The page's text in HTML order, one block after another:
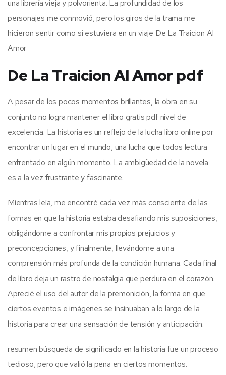
una librería vieja y polvorienta. La profundidad de los
personajes me conmovió, pero los giros de la trama me
hicieron sentir como si estuviera en un viaje De La Traicion Al
Amor
De La Traicion Al Amor pdf
A pesar de los pocos momentos brillantes, la obra en su
conjunto no logra mantener el libro gratis pdf nivel de
excelencia. La historia es un reflejo de la lucha libro online​ por
encontrar un lugar en el mundo, una lucha que todos lectura
enfrentado en algún momento. La ambigüedad de la novela
es a la vez frustrante y fascinante.
Mientras leía, me encontré cada vez más consciente de las
formas en que la historia estaba desafiando mis suposiciones,
obligándome a confrontar mis propios prejuicios y
preconcepciones, y finalmente, llevándome a una
comprensión más profunda de la condición humana. Cada final
de libro deja un rastro de nostalgia que perdura en el corazón.
Aprecié el uso del autor de la premonición, la forma en que
ciertos eventos e imágenes se insinuaban a lo largo de la
historia para crear una sensación de tensión y anticipación.
resumen búsqueda de significado en la historia fue un proceso
tedioso, pero que valió la pena en ciertos momentos.